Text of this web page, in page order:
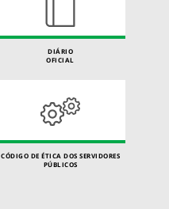
DIÁRIO
OFICIAL
CÓDIGO DE ÉTICA DOS SERVIDORES
PÚBLICOS